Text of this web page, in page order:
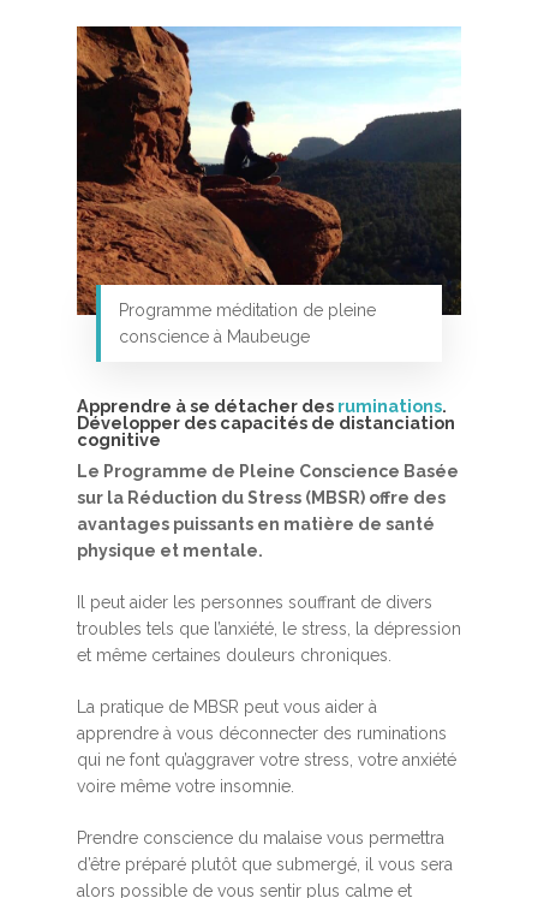
Programme méditation de pleine
conscience à Maubeuge
Apprendre à se détacher des ruminations.
Développer des capacités de distanciation
cognitive
Le Programme de Pleine Conscience Basée
sur la Réduction du Stress (MBSR) offre des
avantages puissants en matière de santé
physique et mentale.
Il peut aider les personnes souffrant de divers
troubles tels que l’anxiété, le stress, la dépression
et même certaines douleurs chroniques.
La pratique de MBSR peut vous aider à
apprendre à vous déconnecter des ruminations
qui ne font qu’aggraver votre stress, votre anxiété
voire même votre insomnie.
Prendre conscience du malaise vous permettra
d’être préparé plutôt que submergé, il vous sera
alors possible de vous sentir plus calme et
MBSR, MSC &
Méditation
MBSR
Stage de méditation
Retraite de pleine
Thérapie :
Somatic
Somatic Experiencing
Thérapie
Entreprise
Programmes
Développement